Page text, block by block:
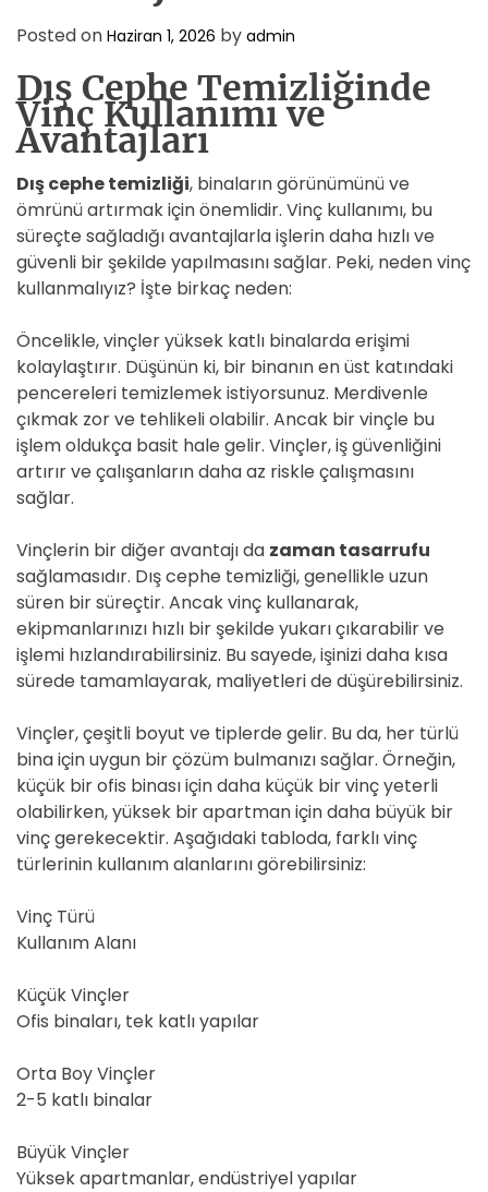
Posted on Haziran 1, 2026 by admin
Dış Cephe Temizliğinde
Vinç Kullanımı ve
Avantajları
Dış cephe temizliği, binaların görünümünü ve
ömrünü artırmak için önemlidir. Vinç kullanımı, bu
süreçte sağladığı avantajlarla işlerin daha hızlı ve
güvenli bir şekilde yapılmasını sağlar. Peki, neden vinç
kullanmalıyız? İşte birkaç neden:
Öncelikle, vinçler yüksek katlı binalarda erişimi
kolaylaştırır. Düşünün ki, bir binanın en üst katındaki
pencereleri temizlemek istiyorsunuz. Merdivenle
çıkmak zor ve tehlikeli olabilir. Ancak bir vinçle bu
işlem oldukça basit hale gelir. Vinçler, iş güvenliğini
artırır ve çalışanların daha az riskle çalışmasını
sağlar.
Vinçlerin bir diğer avantajı da zaman tasarrufu
sağlamasıdır. Dış cephe temizliği, genellikle uzun
süren bir süreçtir. Ancak vinç kullanarak,
ekipmanlarınızı hızlı bir şekilde yukarı çıkarabilir ve
işlemi hızlandırabilirsiniz. Bu sayede, işinizi daha kısa
sürede tamamlayarak, maliyetleri de düşürebilirsiniz.
Vinçler, çeşitli boyut ve tiplerde gelir. Bu da, her türlü
bina için uygun bir çözüm bulmanızı sağlar. Örneğin,
küçük bir ofis binası için daha küçük bir vinç yeterli
olabilirken, yüksek bir apartman için daha büyük bir
vinç gerekecektir. Aşağıdaki tabloda, farklı vinç
türlerinin kullanım alanlarını görebilirsiniz:
Vinç Türü
Kullanım Alanı
Küçük Vinçler
Ofis binaları, tek katlı yapılar
Orta Boy Vinçler
2-5 katlı binalar
Büyük Vinçler
Yüksek apartmanlar, endüstriyel yapılar